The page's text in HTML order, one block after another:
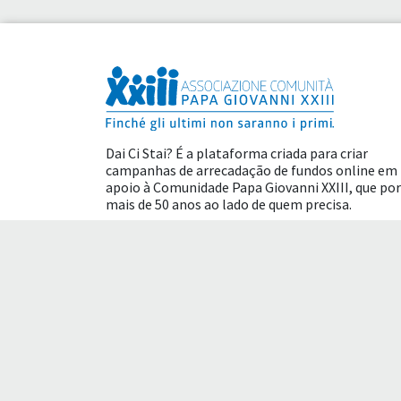
Dai Ci Stai? É a plataforma criada para criar
campanhas de arrecadação de fundos online em
apoio à Comunidade Papa Giovanni XXIII, que por
mais de 50 anos ao lado de quem precisa.